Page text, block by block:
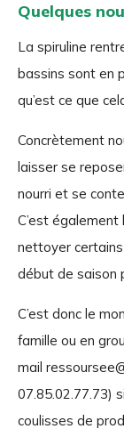
Quelques
La spiruline
bassins sont en
qu’est ce que
Concrètement
laisser se
nourri et se
C’est également
nettoyer
début de saison
C’est donc le
famille ou en
mail
07.85.02.77.73)
coulisses de